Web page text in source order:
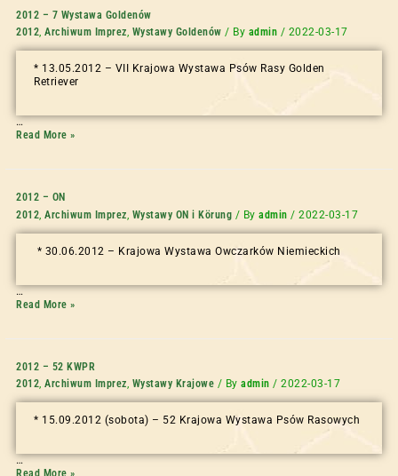
2012 – 7 Wystawa Goldenów
2012,Archiwum Imprez, Wystawy Goldenów / By admin / 2022-03-17
* 13.05.2012 – VII Krajowa Wystawa Psów Rasy Golden
Retriever
…
Read More »
2012 – ON
2012 ,Archiwum Imprez Wystawy ON i Körung / Byadmin /2022-03-17
* 30.06.2012 – Krajowa Wystawa Owczarków Niemieckich
…
Read More »
2012 – 52 KWPR
2012 ,Archiwum Imprez Wystawy Krajowe / Byadmin /2022-03-17
* 15.09.2012 (sobota) – 52 Krajowa Wystawa Psów Rasowych
…
Read More »